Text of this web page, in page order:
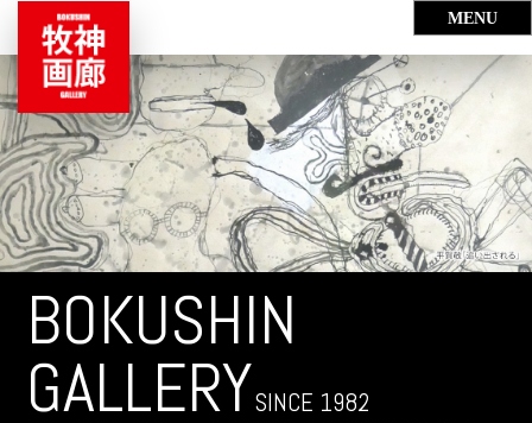
BOKUSHIN
GALLERYSINCE 1982